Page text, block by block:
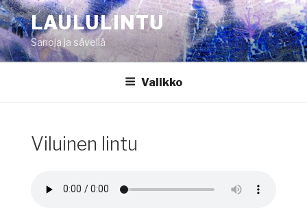
Siirry
sisältöönLAULULINTU
Sanoja ja säveliä
Valikko
Viluinen lintu